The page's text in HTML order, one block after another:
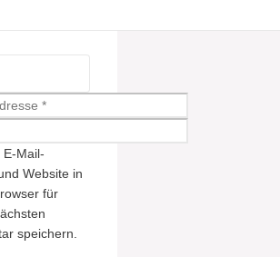
E-Mail-
Website in
für
speichern.